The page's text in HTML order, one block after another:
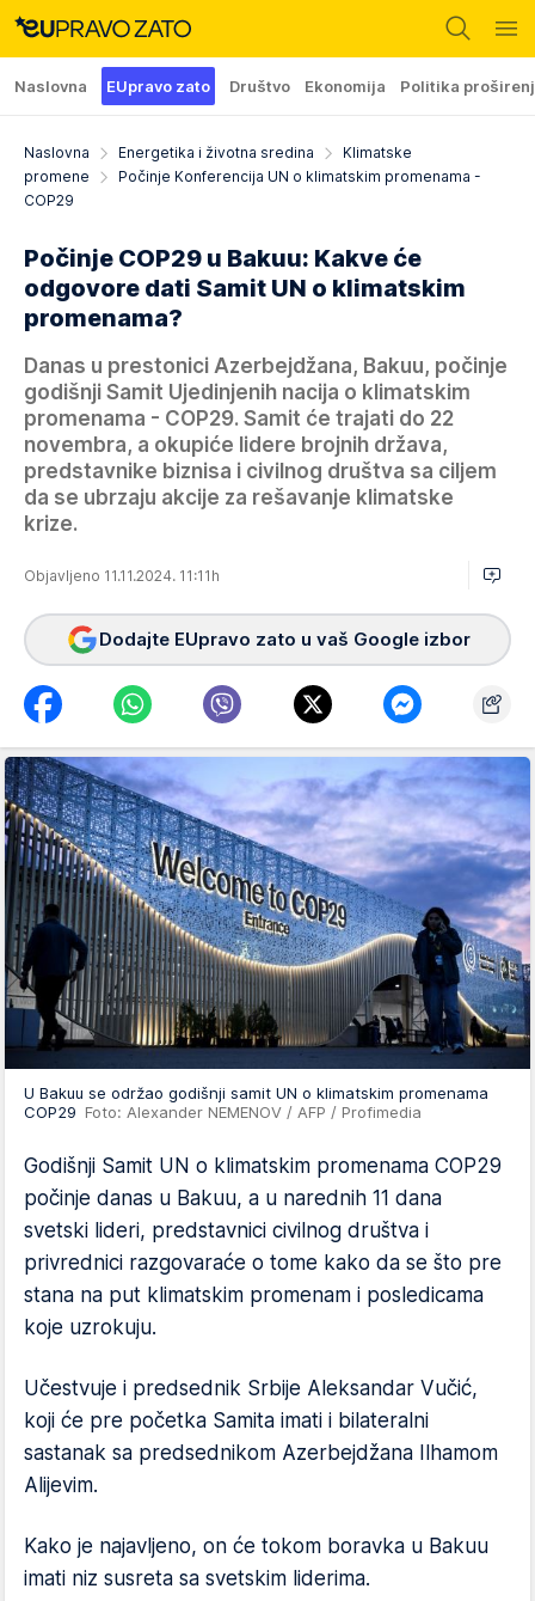
Naslovna EUpravo zato Društvo Ekonomija Politika
Naslovna Energetika i životna sredina
Klimatske
promene
Počinje Konferencija UN o klimatskim promenama -
COP29
Počinje COP29 u Bakuu: Kakve će
odgovore dati Samit UN o klimatskim
promenama?
Danas u prestonici Azerbejdžana, Bakuu, počinje
godišnji Samit Ujedinjenih nacija o klimatskim
promenama - COP29. Samit će trajati do 22
novembra, a okupiće lidere brojnih država,
predstavnike biznisa i civilnog društva sa ciljem
da se ubrzaju akcije za rešavanje klimatske
krize.
Objavljeno 11.11.2024. 11:11h
Dodajte EUpravo zato u vaš Google izbor
U Bakuu se održao godišnji samit UN o klimatskim promenama
COP29 Foto: Alexander NEMENOV / AFP / Profimedia
Godišnji Samit UN o klimatskim promenama COP29
počinje danas u Bakuu, a u narednih 11 dana
svetski lideri, predstavnici civilnog društva i
privrednici razgovaraće o tome kako da se što pre
stana na put klimatskim promenam i posledicama
koje uzrokuju.
Učestvuje i predsednik Srbije Aleksandar Vučić,
koji će pre početka Samita imati i bilateralni
sastanak sa predsednikom Azerbejdžana Ilhamom
Alijevim.
Kako je najavljeno, on će tokom boravka u Bakuu
imati niz susreta sa svetskim liderima.